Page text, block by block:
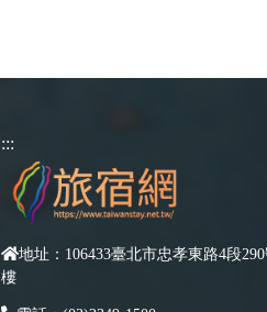
:::
地址：106433臺北市忠孝東路4段
樓